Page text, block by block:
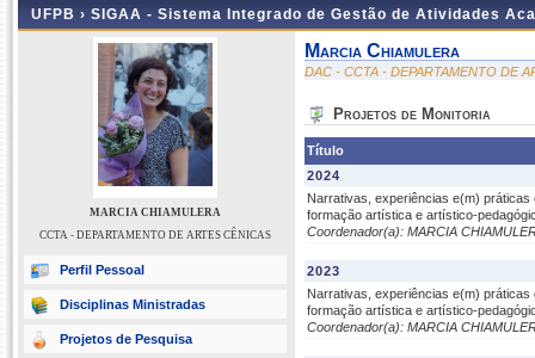
UFPB › SIGAA - Sistema Integrado de Gestão de Atividades
MARCIA CHIAMULERA
CCTA - DEPARTAMENTO DE ARTES CÊNICAS
Perfil Pessoal
Disciplinas Ministradas
Projetos de Pesquisa
Marcia Chiamulera
DAC - CCTA - DEPARTAMENTO DE
Projetos de Monitoria
Título
2024
Narrativas, experiências e(m)
formação artística e artístico-
Coordenador(a): MARCIA
2023
Narrativas, experiências e(m)
formação artística e artístico-
Coordenador(a): MARCIA